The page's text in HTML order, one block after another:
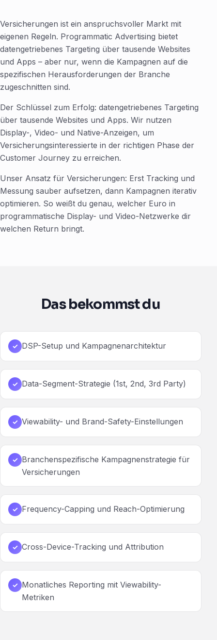
Versicherungen ist ein anspruchsvoller Markt mit
eigenen Regeln. Programmatic Advertising bietet
datengetriebenes Targeting über tausende Websites
und Apps – aber nur, wenn die Kampagnen auf die
spezifischen Herausforderungen der Branche
zugeschnitten sind.
Der Schlüssel zum Erfolg: datengetriebenes Targeting
über tausende Websites und Apps. Wir nutzen
Display-, Video- und Native-Anzeigen, um
Versicherungsinteressierte in der richtigen Phase der
Customer Journey zu erreichen.
Unser Ansatz für Versicherungen: Erst Tracking und
Messung sauber aufsetzen, dann Kampagnen iterativ
optimieren. So weißt du genau, welcher Euro in
programmatische Display- und Video-Netzwerke dir
welchen Return bringt.
Das bekommst du
✓ DSP-Setup und Kampagnenarchitektur
✓ Data-Segment-Strategie (1st, 2nd, 3rd Party)
✓ Viewability- und Brand-Safety-Einstellungen
✓ Branchenspezifische Kampagnenstrategie für
Versicherungen
✓ Frequency-Capping und Reach-Optimierung
✓ Cross-Device-Tracking und Attribution
✓ Monatliches Reporting mit Viewability-
Metriken